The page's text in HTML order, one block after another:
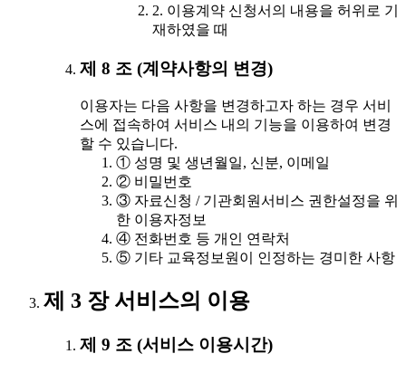
2. 이용계약 신청서의 내용을 허위로 기
재하였을 때
제 8 조 (계약사항의 변경)
이용자는 다음 사항을 변경하고자 하는 경우 서비
스에 접속하여 서비스 내의 기능을 이용하여 변경
할 수 있습니다.
① 성명 및 생년월일, 신분, 이메일
② 비밀번호
③ 자료신청 / 기관회원서비스 권한설정을 위
한 이용자정보
④ 전화번호 등 개인 연락처
⑤ 기타 교육정보원이 인정하는 경미한 사항
제 3 장 서비스의 이용
제 9 조 (서비스 이용시간)